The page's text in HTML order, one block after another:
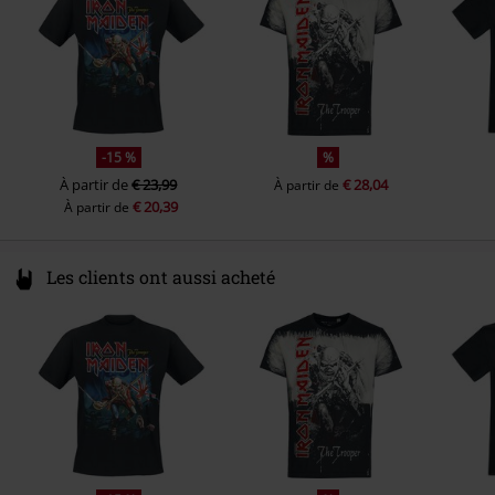
-15 %
À partir de€ 23,99
À partir de€ 20,39
%
À partir de€ 28,04
Les clients ont aussi acheté